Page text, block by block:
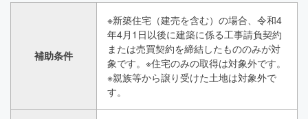
補助条件
※新築住宅（建売を含む）の場合、令和4
年4月1日以後に建築に係る工事請負契約
または売買契約を締結したもののみが対
象です。※住宅のみの取得は対象外です。
※親族等から譲り受けた土地は対象外で
す。